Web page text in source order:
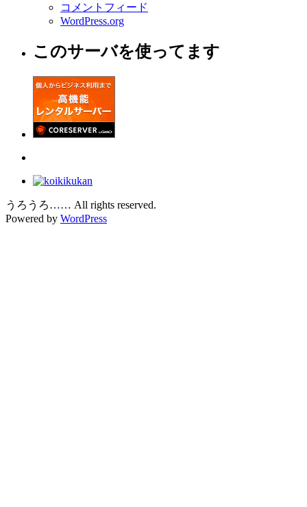
コメントフィード
WordPress.org
このサーバを使ってます
うろうろ…… All rights reserved.
Powered by WordPress